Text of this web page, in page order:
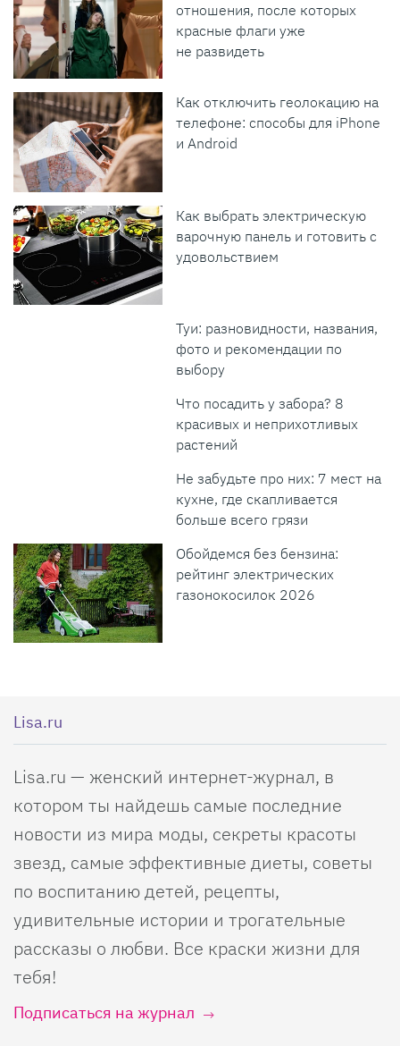
отношения, после которых
красные флаги уже
не развидеть
Как отключить геолокацию на
телефоне: способы для iPhone
и Android
Как выбрать электрическую
варочную панель и готовить с
удовольствием
Туи: разновидности, названия,
фото и рекомендации по
выбору
Что посадить у забора? 8
красивых и неприхотливых
растений
Не забудьте про них: 7 мест на
кухне, где скапливается
больше всего грязи
Обойдемся без бензина:
рейтинг электрических
газонокосилок 2026
Lisa.ru
Lisa.ru — женский интернет-журнал, в
котором ты найдешь самые последние
новости из мира моды, секреты красоты
звезд, самые эффективные диеты, советы
по воспитанию детей, рецепты,
удивительные истории и трогательные
рассказы о любви. Все краски жизни для
тебя!
Подписаться на журнал